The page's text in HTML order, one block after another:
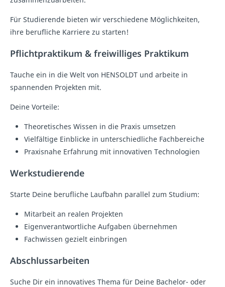
Für Studierende bieten wir verschiedene Möglichkeiten,
ihre berufliche Karriere zu starten!
Pflichtpraktikum & freiwilliges Praktikum
Tauche ein in die Welt von HENSOLDT und arbeite in
spannenden Projekten mit.
Deine Vorteile:
Theoretisches Wissen in die Praxis umsetzen
Vielfältige Einblicke in unterschiedliche Fachbereiche
Praxisnahe Erfahrung mit innovativen Technologien
Werkstudierende
Starte Deine berufliche Laufbahn parallel zum Studium:
Mitarbeit an realen Projekten
Eigenverantwortliche Aufgaben übernehmen
Fachwissen gezielt einbringen
Abschlussarbeiten
Suche Dir ein innovatives Thema für Deine Bachelor- oder